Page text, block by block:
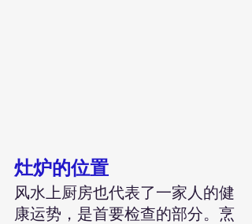
灶炉的位置
风水上厨房也代表了一家人的健
康运势，是首要检查的部分。烹